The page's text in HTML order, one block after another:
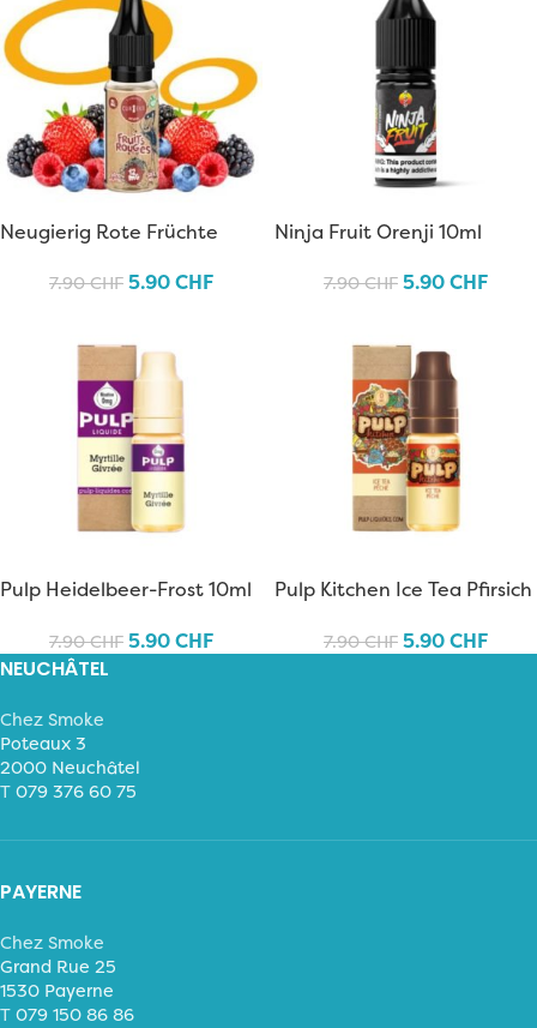
Neugierig Rote Früchte
7.90CHF 5.90CHF
Ninja Fruit Orenji 10ml
7.90CHF 5.90CHF
Pulp Heidelbeer-Frost 10ml
7.90CHF 5.90CHF
Pulp Kitchen Ice Tea Pfirsich
7.90CHF 5.90CHF
NEUCHÂTEL
Chez Smoke
Poteaux 3
2000 Neuchâtel
T 079 376 60 75
PAYERNE
Chez Smoke
Grand Rue 25
1530 Payerne
T 079 150 86 86